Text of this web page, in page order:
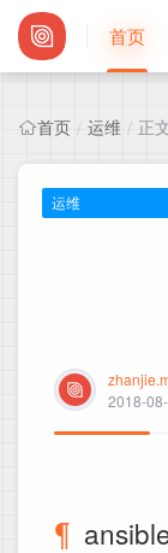
首页
首页 / 运维 / 正
运维
2018-